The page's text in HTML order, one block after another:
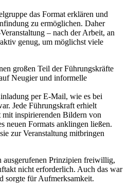
das Format erklären und
zu ermöglichen. Daher
– nach der Arbeit, an
genug, um möglichst viele
großen Teil der Führungskräfte
Neugier und informelle
per E-Mail, wie es bei
Jede Führungskraft erhielt
mit inspirierenden Bildern von
neuen Formats anklingen ließen.
zur Veranstaltung mitbringen
ausgerufenen Prinzipien freiwillig,
nicht erforderlich. Auch das war
sorgte für Aufmerksamkeit.